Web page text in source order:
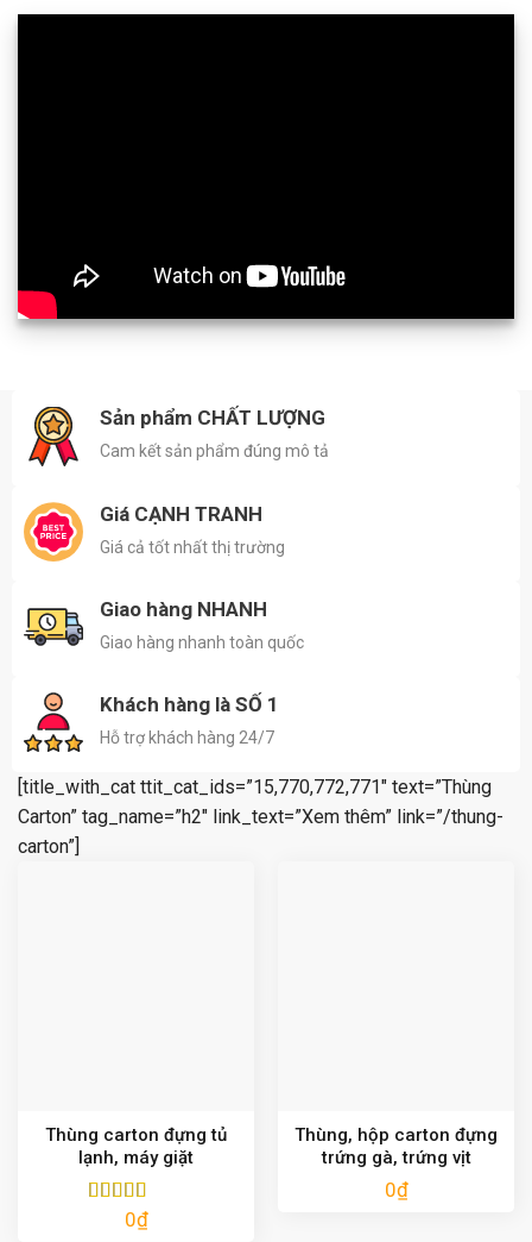
Sản phẩm CHẤT LƯỢNG
Cam kết sản phẩm đúng mô tả
Giá CẠNH TRANH
Giá cả tốt nhất thị trường
Giao hàng NHANH
Giao hàng nhanh toàn quốc
Khách hàng là SỐ 1
Hỗ trợ khách hàng 24/7
[title_with_cat ttit_cat_ids=”15,770,772,771″ text=”Thùng
Carton” tag_name=”h2″ link_text=”Xem thêm” link=”/thung-
carton”]
Thùng carton đựng tủ
lạnh, máy giặt
Được xếp
0₫
Thùng, hộp carton đựng
trứng gà, trứng vịt
0₫